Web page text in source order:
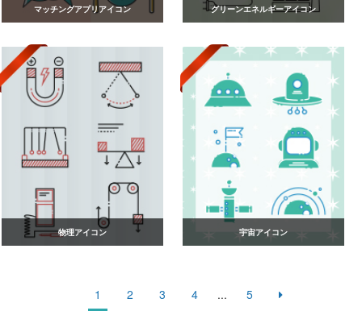
マッチングアプリアイコン グリーンエネルギーアイコン
物理アイコン 宇宙アイコン
1 2 3 4 ... 5